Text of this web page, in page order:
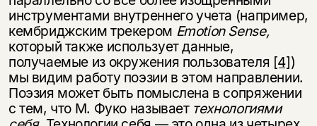
инструментами внутреннего учета (например,
кембриджским трекером Emotion Sense,
который также использует данные,
получаемые из окружения пользователя [4])
мы видим работу поэзии в этом направлении.
Поэзия может быть помыслена в сопряжении
с тем, что М. Фуко называет технологиями